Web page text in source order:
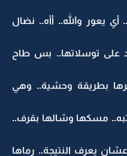
أي يعور والله.. أأه.. نضال
على توسلاتها.. بس طاح
بطريقة وحشية.. وهي
مسكها وشالها بقرف..
يعرف النتيجة.. رماها